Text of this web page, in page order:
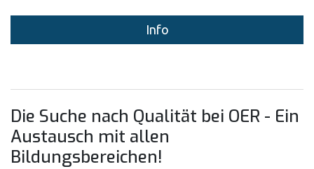
Info
Die Suche nach Qualität bei OER - Ein
Austausch mit allen
Bildungsbereichen!